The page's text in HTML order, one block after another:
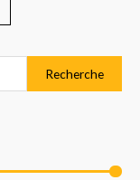
Recherche
r
m
r
m